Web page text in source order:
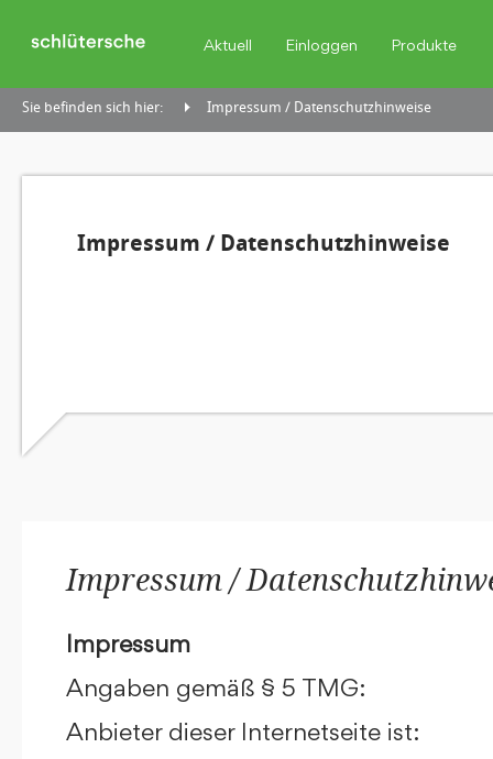
Aktuell Einloggen Produkte
Sie befinden sich hier: Impressum / Datenschutzhinweise
Impressum / Datenschutzhinweise
Impressum /
Impressum
Angaben gemäß § 5 TMG:
Anbieter dieser Internetseite ist: